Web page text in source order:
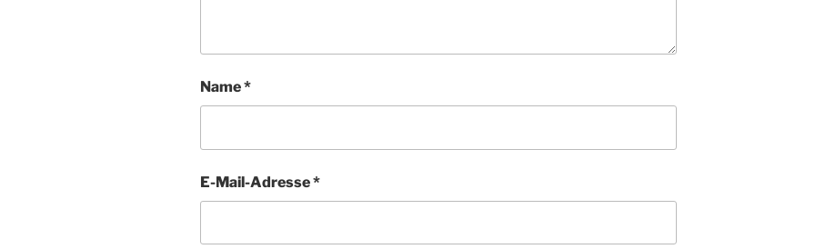
Name*
E-Mail-Adresse*